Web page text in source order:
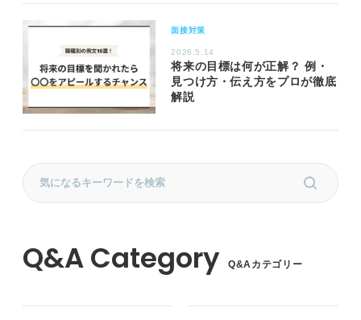
面接対策
2026.5.14
将来の目標は何が正解？ 例・
見つけ方・伝え方をプロが徹底
解説
Q&Aカテゴリー